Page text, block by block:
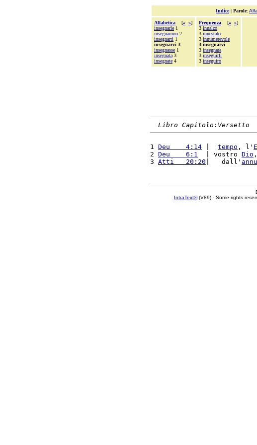
Indice| Parole:
Alfabetica [« »]
insegnarle 1
insegnarono 2
insegnarti 1
insegnarvi 3
insegnasse 1
insegnata 3
insegnate 4
Frequenza [« »]
3 innalzò
3 innestato
3 innumerevole
3 insegnarvi
3 insegnata
3 inseguirli
3 inseguirò
Libro Capitolo:Versetto
1 Deu    4:14 tempo , l'
2 Deu    6:1
  | vostro
Dio
3 Atti   20:20 |   dall'
IntraText®(V89) - Some rights